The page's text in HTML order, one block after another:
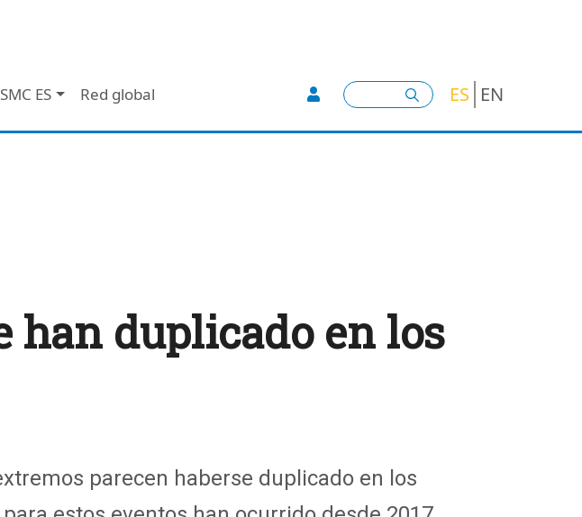
ES Red global User account menu
Buscar ES EN
han duplicado en los
parecen haberse duplicado en los